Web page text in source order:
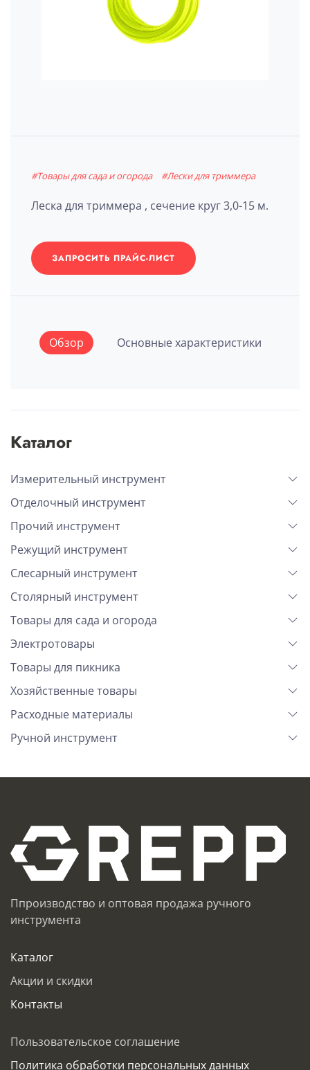
#Товары для сада и огорода #Лески для триммера
Леска для триммера , сечение круг 3,0-15 м.
ЗАПРОСИТЬ ПРАЙС-ЛИСТ
Обзор Основные характеристики
Каталог
Измерительный инструмент
Отделочный инструмент
Прочий инструмент
Режущий инструмент
Слесарный инструмент
Столярный инструмент
Товары для сада и огорода
Электротовары
Товары для пикника
Хозяйственные товары
Расходные материалы
Ручной инструмент
Ппроизводство и оптовая продажа ручного
инструмента
Каталог
Акции и скидки
Контакты
Пользовательское соглашение
Политика обработки персональных данных